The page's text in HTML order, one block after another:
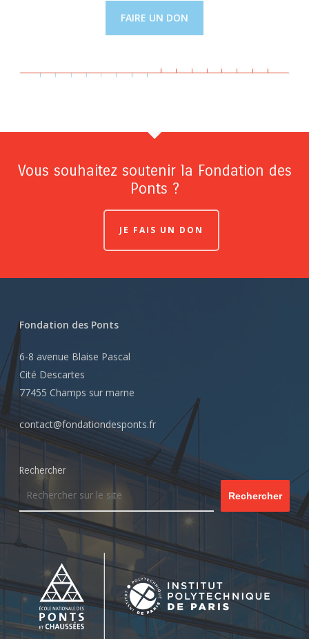
FAIRE UN DON
Vous souhaitez soutenir la Fondation des
Ponts ?
JE FAIS UN DON
Fondation des Ponts
6-8 avenue Blaise Pascal
Cité Descartes
77455 Champs sur marne
contact@fondationdesponts.fr
Rechercher
Rechercher